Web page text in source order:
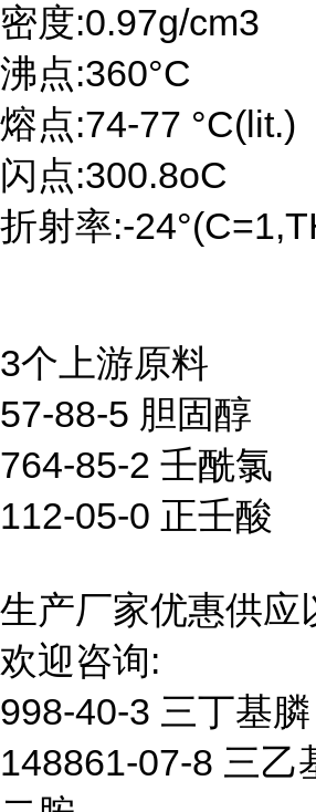
密度:0.97g/cm3
沸点:360°C
熔点:74-77 °C(lit.)
闪点:300.8oC
折射率:-
3个上游原料
57-88-5 胆固醇
764-85-2 壬酰氯
112-05-0 正壬酸
生产厂家优惠供应
欢迎咨询:
998-40-3 三丁基膦
148861-07-8 三乙